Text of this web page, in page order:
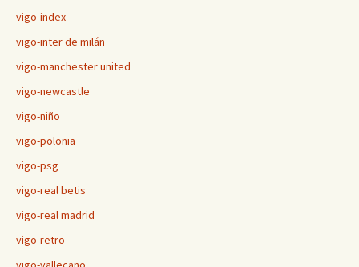
vigo-index
vigo-inter de milán
vigo-manchester united
vigo-newcastle
vigo-niño
vigo-polonia
vigo-psg
vigo-real betis
vigo-real madrid
vigo-retro